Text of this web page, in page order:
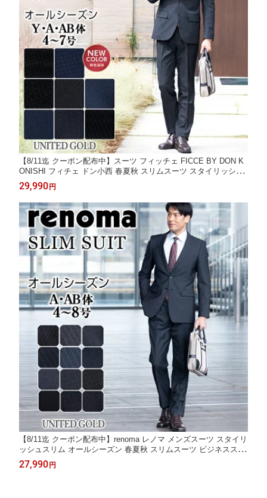
【8/11迄 クーポン配布中】スーツ フィッチェ FICCE BY DON K
ONISHI フィチェ ドン小西 春夏秋 スリムスーツ スタイリッシュ
ビジネススーツ 卒業式 入学式 卒園式 入園式 パパ 入社式 謝恩会
二次会 就活 面接 出張
29,990 円
【8/11迄 クーポン配布中】renoma レノマ メンズスーツ スタイリ
ッシュスリム オールシーズン 春夏秋 スリムスーツ ビジネススー
ツ ブランドスーツ 卒業式 入学式 卒園式 入園式 パパ 入社式 謝恩
会 二次会 セレモニースーツ 就活 面接 出張
27,990 円